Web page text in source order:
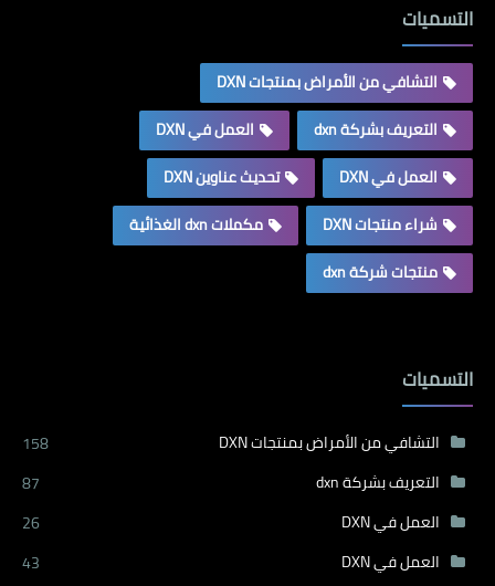
التسميات
التشافي من الأمراض بمنتجات DXN
التعريف بشركة dxn
العمل في DXN
العمل في DXN
تحديث عناوين DXN
شراء منتجات DXN
مكملات dxn الغذائية
منتجات شركة dxn
التسميات
التشافي من الأمراض بمنتجات DXN
158
التعريف بشركة dxn
87
العمل في DXN
26
العمل في DXN
43